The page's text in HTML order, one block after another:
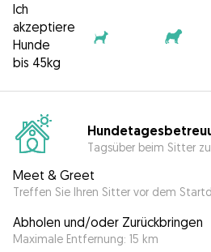
Ich
akzeptiere
Hunde
bis 45kg
Tagsüber beim Sitter
Meet & Greet
Treffen Sie Ihren Sitter vor dem
Abholen und/oder Zurückbringen
Maximale Entfernung: 15 km